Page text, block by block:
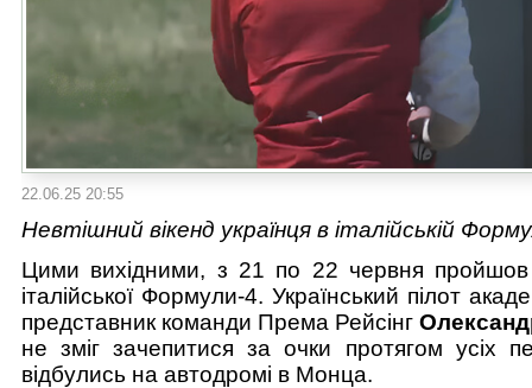
22.06.25 20:55
Невтішний вікенд українця в італійській
Цими вихідними, з 21 по 22 червня пройшов
італійської Формули-4. Український пілот
представник команди Према Рейсінг
не зміг зачепитися за очки протягом усіх
відбулись на автодромі в Монца.